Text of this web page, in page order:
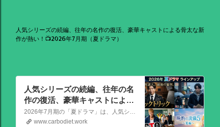
人気シリーズの続編、往年の名作の復活、豪華キャストによる骨太な新
作が熱い！📺2026年7月期（夏ドラマ）
人気シリーズの続編、往年の名
作の復活、豪華キャストによる
骨太な新作が熱い！📺2026年7
月期（夏ドラマ）
2026年7月期の「夏ドラマ」は、人気シリーズの続編から、往年の名作の復活、豪華キャストによる骨太な新作まで、かなり熱いラインアップが出そろっています！
www.carbodiet.work